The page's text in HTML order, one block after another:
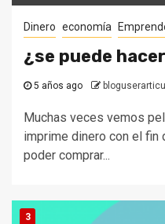
Dinero economía
¿se puede
5 años ago
Muchas veces vemos
imprime dinero con el fin
poder comprar...
3